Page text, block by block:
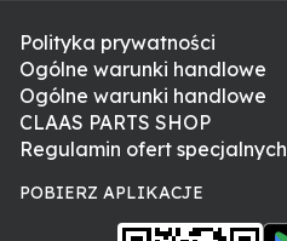
Polityka prywatności
Ogólne warunki handlowe
Ogólne warunki handlowe
CLAAS PARTS SHOP
Regulamin ofert specjalnych
POBIERZ APLIKACJE